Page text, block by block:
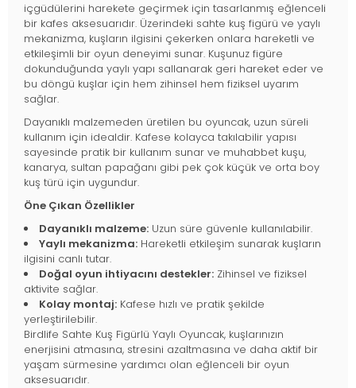
içgüdülerini harekete geçirmek için tasarlanmış eğlenceli
bir kafes aksesuarıdır. Üzerindeki sahte kuş figürü ve yaylı
mekanizma, kuşların ilgisini çekerken onlara hareketli ve
etkileşimli bir oyun deneyimi sunar. Kuşunuz figüre
dokunduğunda yaylı yapı sallanarak geri hareket eder ve
bu döngü kuşlar için hem zihinsel hem fiziksel uyarım
sağlar.
Dayanıklı malzemeden üretilen bu oyuncak, uzun süreli
kullanım için idealdir. Kafese kolayca takılabilir yapısı
sayesinde pratik bir kullanım sunar ve muhabbet kuşu,
kanarya, sultan papağanı gibi pek çok küçük ve orta boy
kuş türü için uygundur.
Öne Çıkan Özellikler
Dayanıklı malzeme: Uzun süre güvenle kullanılabilir.
Yaylı mekanizma: Hareketli etkileşim sunarak kuşların
ilgisini canlı tutar.
Doğal oyun ihtiyacını destekler: Zihinsel ve fiziksel
aktivite sağlar.
Kolay montaj: Kafese hızlı ve pratik şekilde
yerleştirilebilir.
Birdlife Sahte Kuş Figürlü Yaylı Oyuncak, kuşlarınızın
enerjisini atmasına, stresini azaltmasına ve daha aktif bir
yaşam sürmesine yardımcı olan eğlenceli bir oyun
aksesuarıdır.